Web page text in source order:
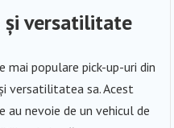
și versatilitate
populare pick-up-uri din
versatilitatea sa. Acest
au nevoie de un vehicul de